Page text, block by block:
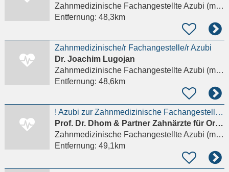
Zahnmedizinische Fachangestellte Azubi (m/w/d)
Entfernung: 48,3km
Zahnmedizinische/r Fachangestelle/r Azubi
Dr. Joachim Lugojan
Zahnmedizinische Fachangestellte Azubi (m/w/d)
Entfernung: 48,6km
! Azubi zur Zahnmedizinische Fachangestellten (m/w/d)
Prof. Dr. Dhom & Partner Zahnärzte für Oralchirurgie
Zahnmedizinische Fachangestellte Azubi (m/w/d)
Entfernung: 49,1km